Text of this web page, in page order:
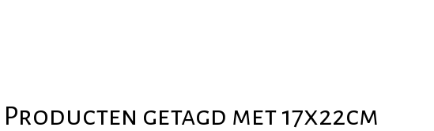
Producten getagd met 17x22cm